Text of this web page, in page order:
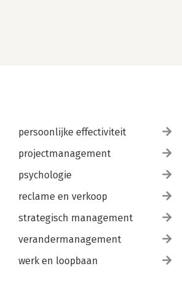
persoonlijke effectiviteit
projectmanagement
psychologie
reclame en verkoop
strategisch management
verandermanagement
werk en loopbaan